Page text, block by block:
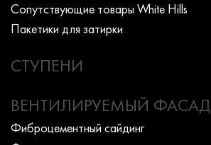
Сопутствующие товары White Hills
Пакетики для затирки
СТУПЕНИ
ВЕНТИЛИРУЕМЫЙ ФАСАД
Фиброцементный сайдинг